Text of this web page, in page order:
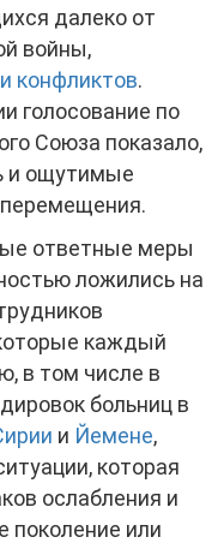
далеко от
войны,
конфликтов.
голосование по
Союза показало,
и ощутимые
ответные меры
ложились на
каждый
в том числе в
больниц в
и Йемене,
которая
ослабления и
поколение или